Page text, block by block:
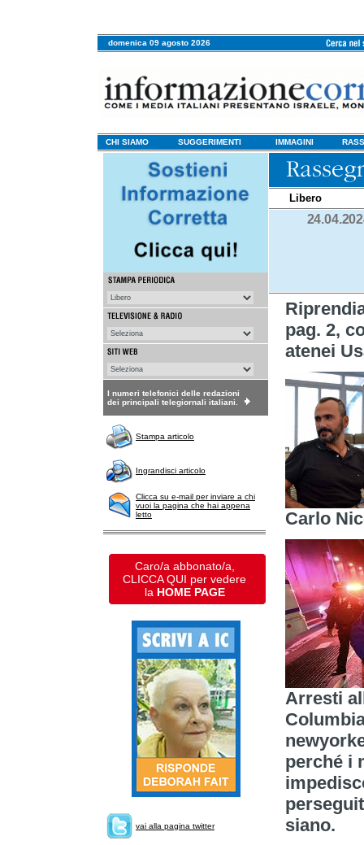
domenica 09 agosto 2026
CHI SIAMO SUGGERIMENTI IMMAGINI
I numeri telefonici delle redazioni
dei principali telegiornali italiani.
Stampa articolo
Ingrandisci articolo
Clicca su e-mail per inviare a chi
vuoi la pagina che hai appena
letto
Caro/a abbonato/a,
CLICCA QUI per vedere
la HOME PAGE
vai alla pagina twitter
Libero
pag. 2,
atenei
Carlo
Arresti
perché i
siano.